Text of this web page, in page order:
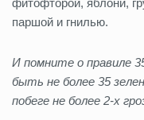
паршой и гнилью.
И помните о правиле
быть не более 35
побеге не более 2-х